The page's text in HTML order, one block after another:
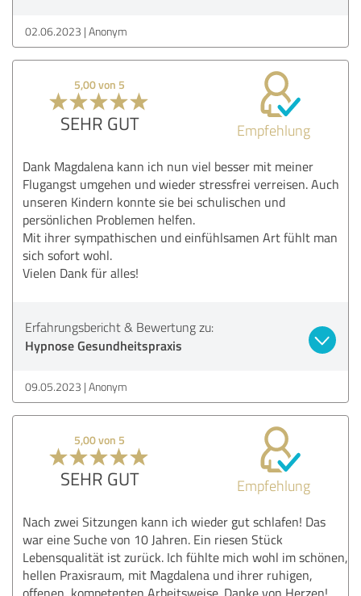
02.06.2023 Anonym
5,00 von 5
SEHR GUT Empfehlung
Dank Magdalena kann ich nun viel besser mit meiner
Flugangst umgehen und wieder stressfrei verreisen. Auch
unseren Kindern konnte sie bei schulischen und
persönlichen Problemen helfen.
Mit ihrer sympathischen und einfühlsamen Art fühlt man
sich sofort wohl.
Vielen Dank für alles!
Erfahrungsbericht & Bewertung zu:
Hypnose Gesundheitspraxis
09.05.2023 Anonym
5,00 von 5
SEHR GUT Empfehlung
Nach zwei Sitzungen kann ich wieder gut schlafen! Das
war eine Suche von 10 Jahren. Ein riesen Stück
Lebensqualität ist zurück. Ich fühlte mich wohl im schönen,
hellen Praxisraum, mit Magdalena und ihrer ruhigen,